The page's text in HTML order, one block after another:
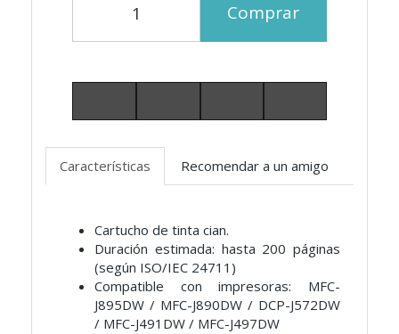
Comprar
Características Recomendar a un amigo
Cartucho de tinta cian.
Duración estimada: hasta 200 páginas
(según ISO/IEC 24711)
Compatible con impresoras: MFC-
J895DW / MFC-J890DW / DCP-J572DW
/ MFC-J491DW / MFC-J497DW